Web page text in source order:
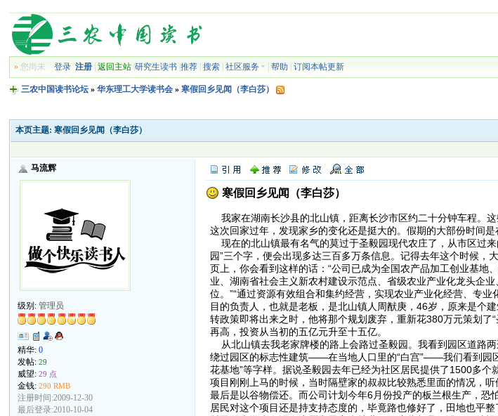
» 您尚未登录 注册 |返回主站 |研究生读书 |推荐 |搜索 |社区服务 |帮助 |订阅本帖更新
三农中国读书论坛 »华东理工大学读书会 »寒假回乡见闻（李白莎）
本页主题: 寒假回乡见闻（李白莎）
马流辉
级别:管理员
精华:0
发帖:29
威望:29 点
金钱:290 RMB
注册时间:2009-12-30
最后登录:2010-10-04
寒假回乡见闻（李白莎）
我家在湖南长沙县的北山镇，距离长沙市区约二十分钟车程。
这次回家过年，发现家乡的变化还是挺大的。假期的大部份时间
现在的北山镇最有名气的莫过于圣毅园现代农庄了，从市区过
园”三个字，便会出现多达三百多万条信息。记得去年这个时候
页上，你会看到这样的话：“公司已成为全国农产品加工创业基
业、湖南省社会主义新农村建设示范点、省级农业产业化龙头企
位。”“通过资源有效组合和集约经营，实现农业产业化经营、专
目的负责人，也就是老板，是北山镇人周猷庚，46岁，原来是个
转政策即将出来之时，他将那个规划废弃，重新花380万元策划
再高，投资从当初的五亿元升至十五亿。
从北山镇去我老家牌楼的路上会路过圣毅园。我看到园区道路
绕过园区的标志性建筑——在当地人口里的“白宫”——我们看到园
花基地”等字样。据说圣毅园去年已经为社区居民提供了1500多
项目刚刚上马的时候，当时隔壁家的叔叔比较熟悉里面的情况，
最后是以谷物偿还。而公司计划今年6月份投产的板兰根生产，
居民对这个项目还是持支持态度的，毕竟路也修好了，田地也平